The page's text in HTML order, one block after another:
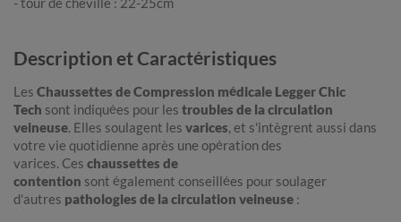
Description et Caractéristiques
Les Chaussettes de Compression médicale Legger Chic
Tech sont indiquées pour les troubles de la circulation
veineuse. Elles soulagent les varices, et s'intègrent aussi dans
votre vie quotidienne après une opération des
varices. Ces chaussettes de
contention sont également conseillées pour soulager
d'autres pathologies de la circulation veineuse :